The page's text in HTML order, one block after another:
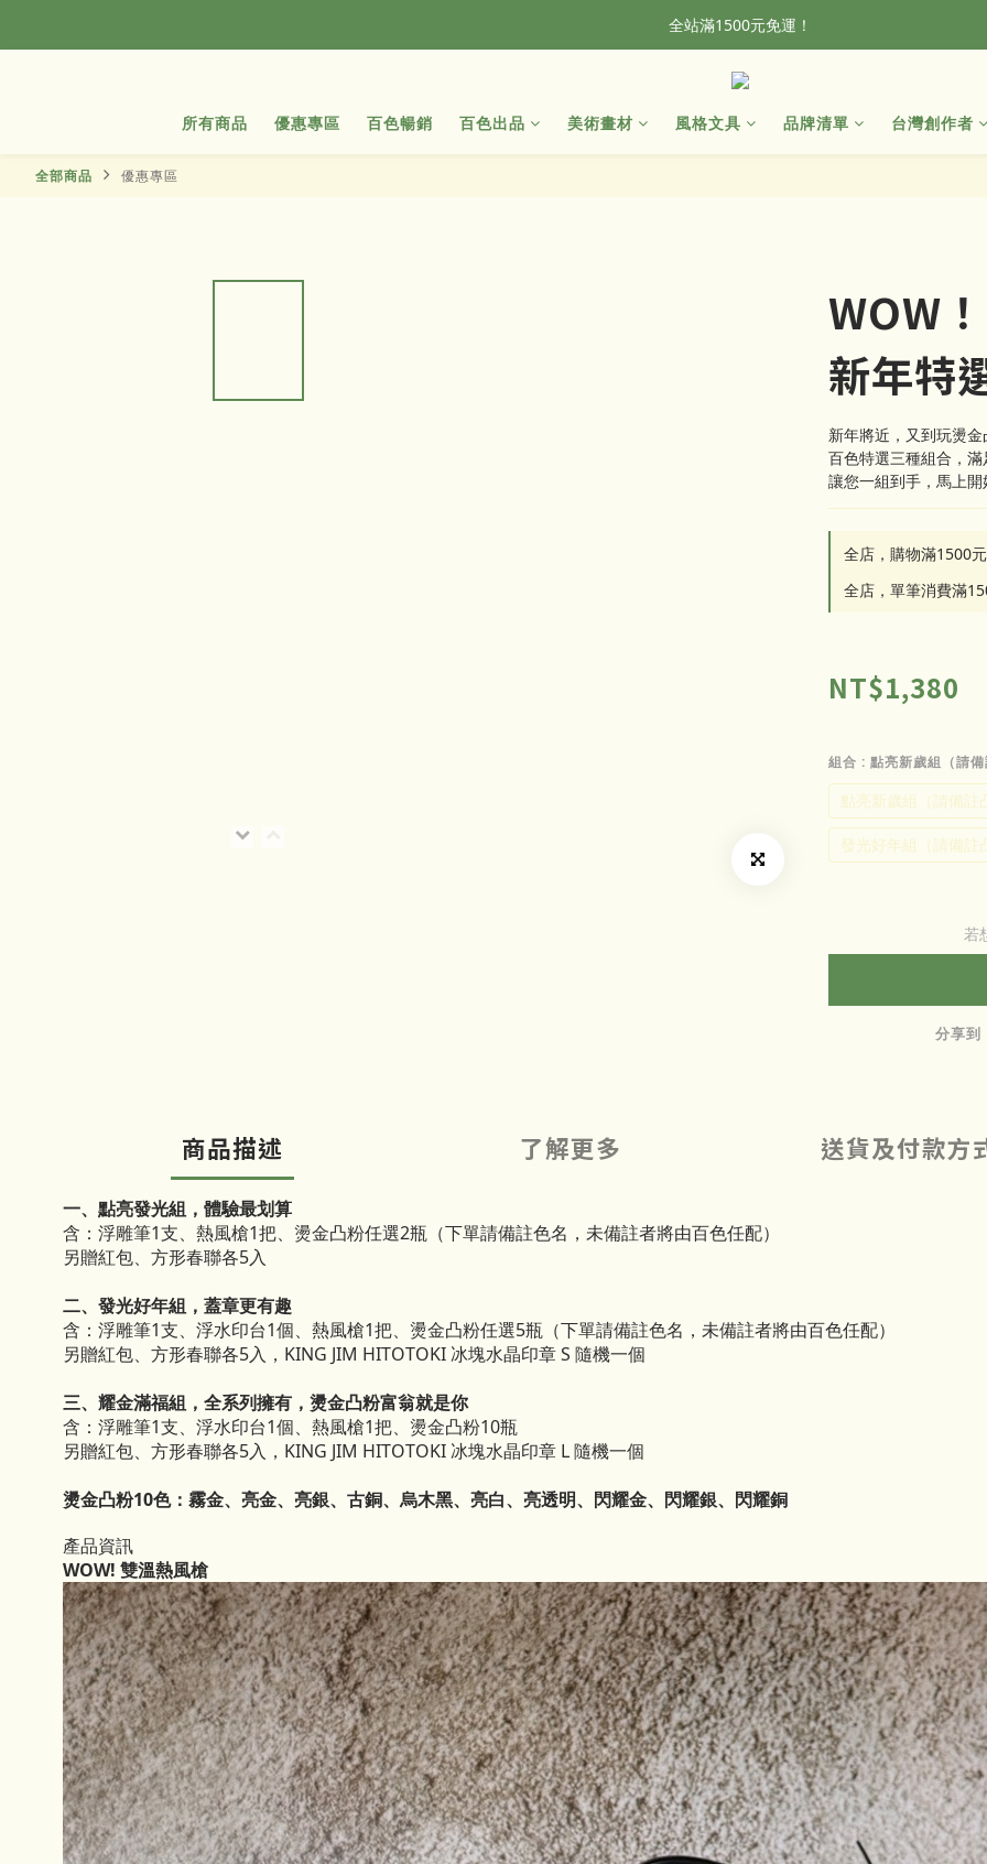
全站滿1500元免運！
加入會員，首單輸入折扣碼NEWFROG，滿800現折50
全站滿1500元免運！
所有商品 優惠專區 百色暢銷 百色出品 美術畫材 風格文具 品牌清單 台灣創作者
全部商品 優惠專區
WOW
新年特
新年將近，又到玩燙
百色特選三種組合，
讓您一組到手，馬上開
全店，購物滿1500
全店，單筆消費滿
NT$1,380
組合 : 點亮新歲組（請
點亮新歲組（請備註
發光好年組（請備註
若
分享到
商品描述 了解更多 送貨及付款方
一、點亮發光組，體驗最划算
含：浮雕筆1支、熱風槍1把、燙金凸粉任選2瓶（下單請備註色名，未備註者將由百色任配）
另贈紅包、方形春聯各5入
二、發光好年組，蓋章更有趣
含：浮雕筆1支、浮水印台1個、熱風槍1把、燙金凸粉任選5瓶（下單請備註色名，未備註者將由百色任配）
另贈紅包、方形春聯各5入，KING JIM HITOTOKI 冰塊水晶印章 S 隨機一個
三、耀金滿福組，全系列擁有，燙金凸粉富翁就是你
含：浮雕筆1支、浮水印台1個、熱風槍1把、燙金凸粉10瓶
另贈紅包、方形春聯各5入，KING JIM HITOTOKI 冰塊水晶印章 L 隨機一個
燙金凸粉10色：霧金、亮金、亮銀、古銅、烏木黑、亮白、亮透明、閃耀金、閃耀銀、閃耀銅
產品資訊
WOW! 雙溫熱風槍